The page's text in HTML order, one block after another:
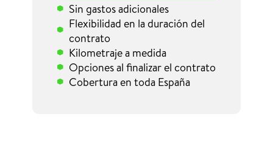
Sin gastos adicionales
Flexibilidad en la duración del
contrato
Kilometraje a medida
Opciones al finalizar el contrato
Cobertura en toda España